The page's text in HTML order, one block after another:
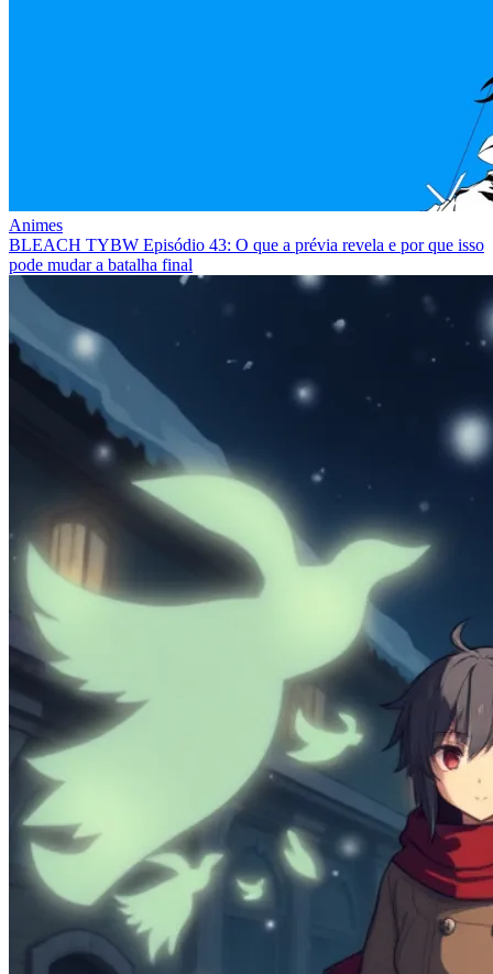
Animes
BLEACH TYBW Episódio 43: O que a prévia revela e por que isso
pode mudar a batalha final